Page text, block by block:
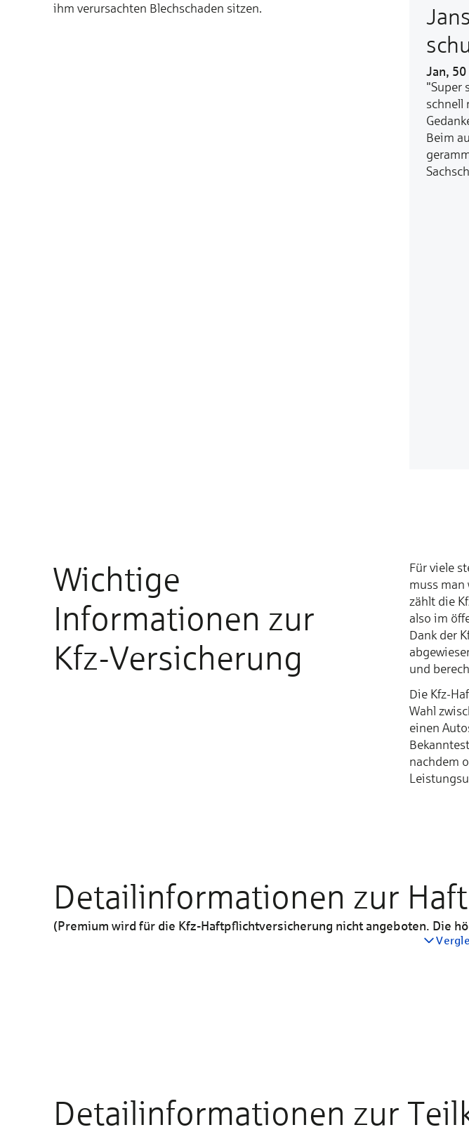
ihm verursachten Blechschaden sitzen.
Jan,
"Super
schnell
Beim
Wichtige
Informationen zur
Kfz-Versicherung
Für viele
muss
zählt die
also im
Dank der
und
Die Kfz-
Wahl
einen
nachdem
Detailinformationen zur
(Premium wird für die Kfz-Haftpflichtversicherung nicht angeboten. Die
Personenschäden bis
Detailinformationen zur